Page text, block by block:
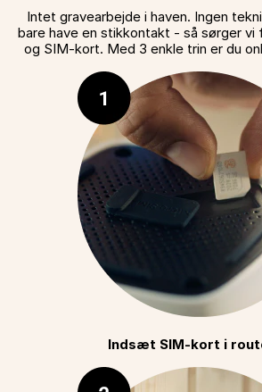
Intet gravearbejde i haven. Ingen
bare have en stikkontakt - så sørger vi
og SIM-kort. Med 3 enkle trin er du
Indsæt SIM-kort i